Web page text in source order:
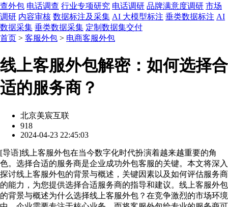
查外包 电话调查 行业专项研究 电话调研 品牌满意度调研 市场
调研 内容审核 数据标注及采集 AI 大模型标注 垂类数据标注 AI
数据采集 垂类数据采集 定制数据集交付
首页 > 客服外包 > 电商客服外包
线上客服外包解密：如何选择合
适的服务商？
北京美宸互联
918
2024-04-23 22:45:03
[导语]线上客服外包在当今数字化时代扮演着越来越重要的角
色。选择合适的服务商是企业成功外包客服的关键。本文将深入
探讨线上客服外包的背景与概述，关键因素以及如何评估服务商
的能力，为您提供选择合适服务商的指导和建议。线上客服外包
的背景与概述为什么选择线上客服外包？在竞争激烈的市场环境